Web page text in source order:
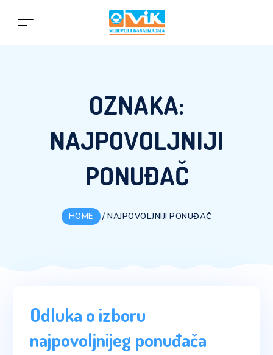
OZNAKA:
NAJPOVOLJNIJI
PONUĐAČ
HOME / NAJPOVOLJNIJI PONUĐAČ
Odluka o izboru
najpovoljnijeg ponuđača